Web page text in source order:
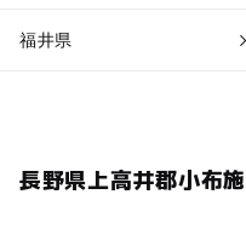
福井県
長野県上高井郡小布